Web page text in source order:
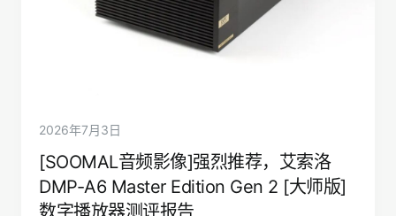
2026年7月3日
[SOOMAL音频影像]强烈推荐，艾索洛
DMP-A6 Master Edition Gen 2 [大师版]
数字播放器测评报告